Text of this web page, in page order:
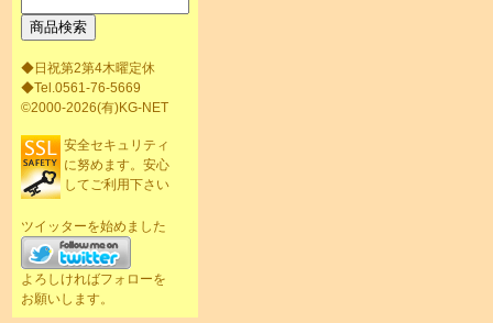
◆日祝第2第4木曜定休
◆Tel.0561-76-5669
©2000-2026(有)KG-NET
安全セキュリティ
に努めます。安心
してご利用下さい
ツイッターを始めました
よろしければフォローを
お願いします。